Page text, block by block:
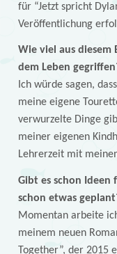
für “Jetzt spricht
Veröffentlichung
Wie viel aus diesem
dem Leben
Ich würde sagen,
meine eigene
verwurzelte Dinge
meiner eigenen
Lehrerzeit mit
Gibt es schon
schon etwas
Momentan arbeite
meinem neuen
Together”, der 2015